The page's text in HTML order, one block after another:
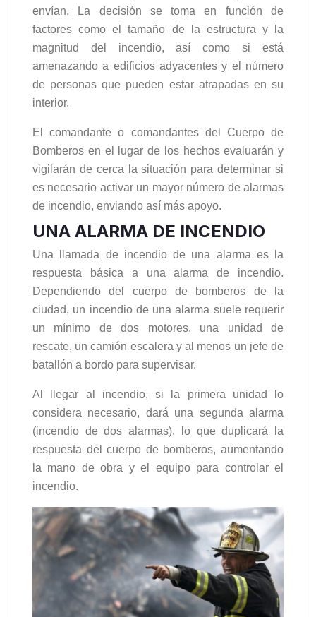
envían. La decisión se toma en función de
factores como el tamaño de la estructura y la
magnitud del incendio, así como si está
amenazando a edificios adyacentes y el número
de personas que pueden estar atrapadas en su
interior.
El comandante o comandantes del Cuerpo de
Bomberos en el lugar de los hechos evaluarán y
vigilarán de cerca la situación para determinar si
es necesario activar un mayor número de alarmas
de incendio, enviando así más apoyo.
UNA ALARMA DE INCENDIO
Una llamada de incendio de una alarma es la
respuesta básica a una alarma de incendio.
Dependiendo del cuerpo de bomberos de la
ciudad, un incendio de una alarma suele requerir
un mínimo de dos motores, una unidad de
rescate, un camión escalera y al menos un jefe de
batallón a bordo para supervisar.
Al llegar al incendio, si la primera unidad lo
considera necesario, dará una segunda alarma
(incendio de dos alarmas), lo que duplicará la
respuesta del cuerpo de bomberos, aumentando
la mano de obra y el equipo para controlar el
incendio.